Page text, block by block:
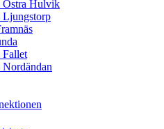
Östra Hulvik
Ljungstorp
Fallet
Nordändan